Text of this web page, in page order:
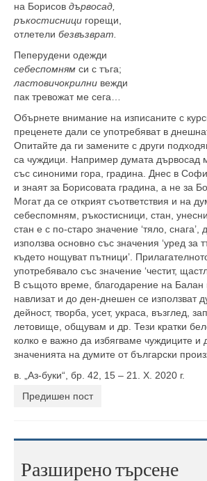
на Борисов дървосад,
ръкостисници горещи,
отлетели безвъзврат.
Пеперудени одежди
себеспомням си с тъга;
ластовичокрилни вежди
пак тревожат ме сега…
Обърнете внимание на изписаните с
преценете дали се употребяват в
Опитайте да ги замените с други
са чуждици. Например думата дървосад
със синоними гора, градина. Днес в
и знаят за Борисовата градина, а не за
Могат да се открият съответствия и на
себеспомням, ръкостисници, стан,
стан е с по-старо значение ‘тяло, снага’,
използва основно със значения ‘уред за
където нощуват пътници’.
употребявало със значение ‘честит,
В същото време, благодарение на Балан
навлизат и до ден-днешен се използват
дейност, творба, усет, украса, възглед,
летовище, общувам и др. Тези кратки
колко е важно да избягваме чуждиците и
значенията на думите от български
в. „Аз-буки“, бр. 42, 15 – 21. X. 2020 г.
Предишен пост
Разширено търсене